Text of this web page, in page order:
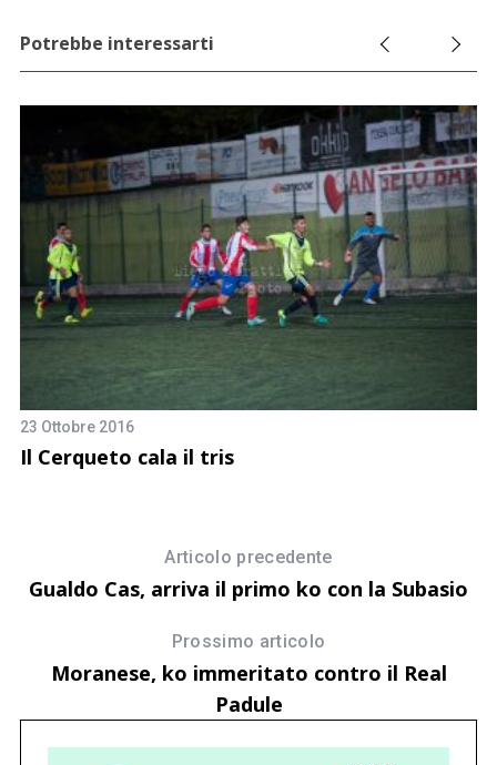
Potrebbe interessarti
23 Ottobre 2016
Il Cerqueto cala il tris
Articolo precedente
Gualdo Cas, arriva il primo ko con la Subasio
Prossimo articolo
Moranese, ko immeritato contro il Real
Padule